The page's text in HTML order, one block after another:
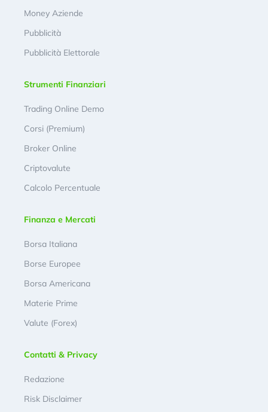
Money Aziende
Pubblicità
Pubblicità Elettorale
Strumenti Finanziari
Trading Online Demo
Corsi (Premium)
Broker Online
Criptovalute
Calcolo Percentuale
Finanza e Mercati
Borsa Italiana
Borse Europee
Borsa Americana
Materie Prime
Valute (Forex)
Contatti & Privacy
Redazione
Risk Disclaimer